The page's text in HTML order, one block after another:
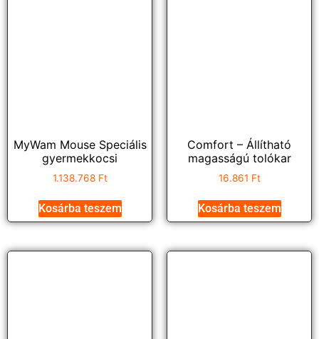
MyWam Mouse Speciális
gyermekkocsi
1.138.768 Ft
Kosárba teszem
Comfort – Állítható
magasságú tolókar
16.861 Ft
Kosárba teszem